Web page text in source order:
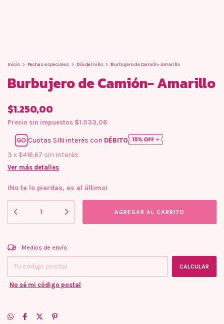
Inicio > Fechas especiales > Día del niño > Burbujero de Camión- Amarillo
Burbujero de Camión- Amarillo
$1.250,00
Precio sin impuestos $1.033,06
Cuotas SIN interés con DÉBITO
3 x $416,67 sin interés
Ver más detalles
¡No te lo pierdas, es el último!
Entregas para el CP:
Medios de envío
CALCULAR
No sé mi código postal